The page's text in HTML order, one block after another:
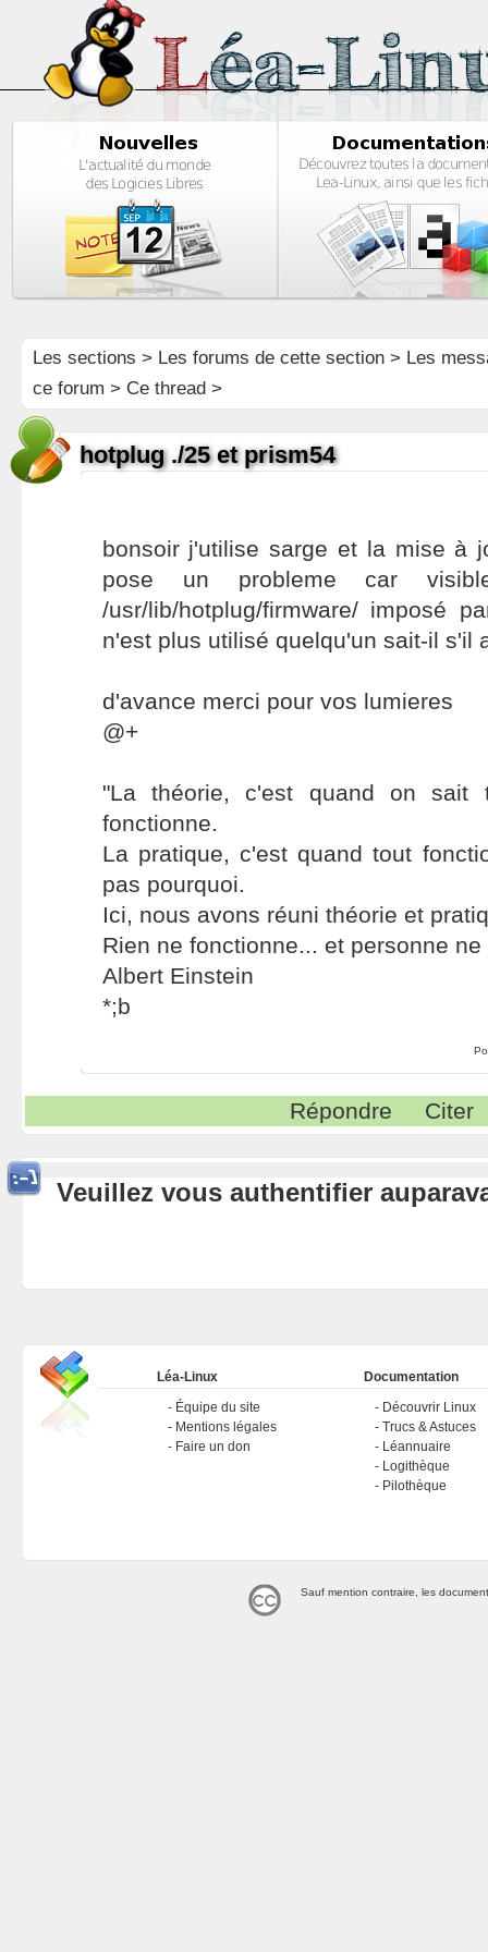
Les sections > Les forums de cette section> Les
ce forum > Ce thread >
hotplug ./25 et prism54
bonsoir j'utilise sarge et la mise à
pose un probleme car
/usr/lib/hotplug/firmware/ imposé
n'est plus utilisé quelqu'un sait-il s'il
d'avance merci pour vos lumieres
@+
"La théorie, c'est quand on
fonctionne.
La pratique, c'est quand tout
pas pourquoi.
Ici, nous avons réuni théorie et
Rien ne fonctionne... et personne
Albert Einstein
*;b
Répondre Citer
Veuillez vous authentifier
Léa-Linux
Équipe du site
Mentions légales
Faire un don
Documentation
Découvrir Linux
Trucs & Astuces
Léannuaire
Logithèque
Pilothèque
Sauf mention contraire, les